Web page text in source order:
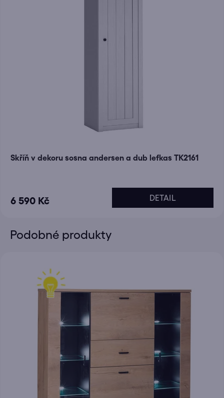
Skříň v dekoru sosna andersen a dub lefkas TK2161
6 590 Kč DETAIL
Podobné produkty